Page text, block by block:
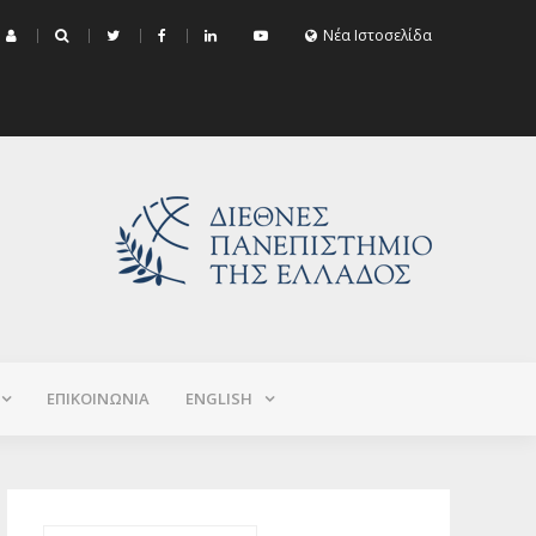
Εξεταστικής Σεπτεμβρίου 2026 (Χειμερινό+Εαρινό 2025-2026)
Νέα Ιστοσελίδα
ΕΠΙΚΟΙΝΩΝΙΑ ΕNGLISH